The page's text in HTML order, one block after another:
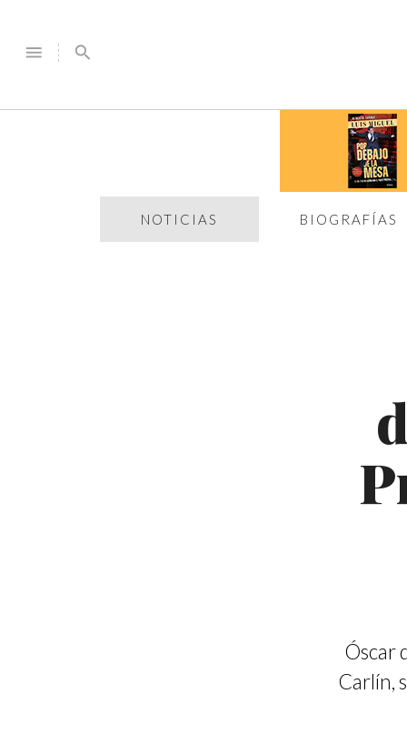
menu search
NOTICIAS BIOGRAFÍAS
Óscar
Carlín,